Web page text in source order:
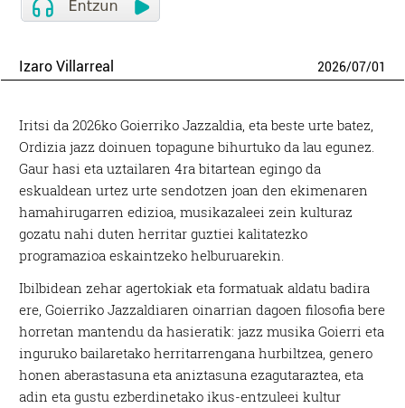
Izaro Villarreal 2026/07/01
Iritsi da 2026ko Goierriko Jazzaldia, eta beste urte batez,
Ordizia jazz doinuen topagune bihurtuko da lau egunez.
Gaur hasi eta uztailaren 4ra bitartean egingo da
eskualdean urtez urte sendotzen joan den ekimenaren
hamahirugarren edizioa, musikazaleei zein kulturaz
gozatu nahi duten herritar guztiei kalitatezko
programazioa eskaintzeko helburuarekin.
Ibilbidean zehar agertokiak eta formatuak aldatu badira
ere, Goierriko Jazzaldiaren oinarrian dagoen filosofia bere
horretan mantendu da hasieratik: jazz musika Goierri eta
inguruko bailaretako herritarrengana hurbiltzea, genero
honen aberastasuna eta aniztasuna ezagutaraztea, eta
adin eta gustu ezberdinetako ikus-entzuleei kultur